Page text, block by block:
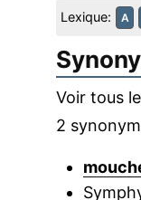
Lexique: A
Voir tous
2